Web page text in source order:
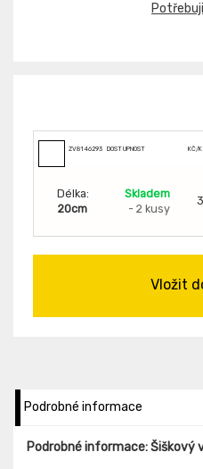
ZV81462935 DOSTUPNOST KČ/
Délka:
20cm
Skladem
- 2 kusy
Vložit
Podrobné informace
Podrobné informace: Šiškový